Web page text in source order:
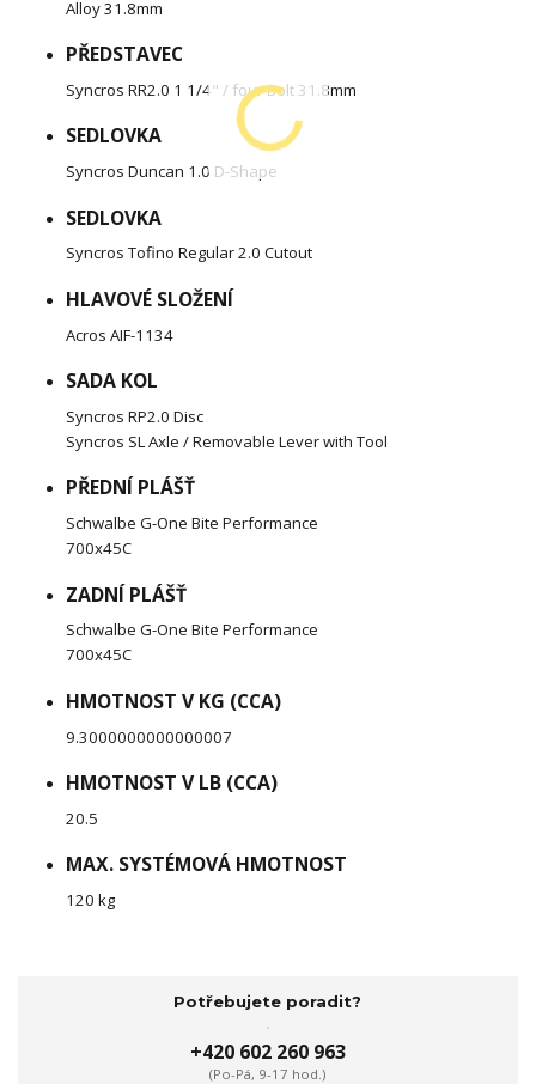
Alloy 31.8mm
PŘEDSTAVEC
Syncros RR2.0 1 1/4" / four Bolt 31.8mm
SEDLOVKA
Syncros Duncan 1.0 D-Shape
SEDLOVKA
Syncros Tofino Regular 2.0 Cutout
HLAVOVÉ SLOŽENÍ
Acros AIF-1134
SADA KOL
Syncros RP2.0 Disc
Syncros SL Axle / Removable Lever with Tool
PŘEDNÍ PLÁŠŤ
Schwalbe G-One Bite Performance
700x45C
ZADNÍ PLÁŠŤ
Schwalbe G-One Bite Performance
700x45C
HMOTNOST V KG (CCA)
9.3000000000000007
HMOTNOST V LB (CCA)
20.5
MAX. SYSTÉMOVÁ HMOTNOST
120 kg
Potřebujete poradit?
+420 602 260 963
(Po-Pá, 9-17 hod.)